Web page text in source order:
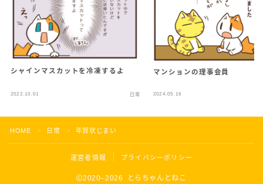
シャインマスカットを冷凍するよ
2022.10.01 日常
マンションの理事会員
2024.05.16
HOME ＞ 日常 ＞ 年賀状じまい
運営者情報 プライバシーポリシー
2020–2026 とらちゃんとねこ